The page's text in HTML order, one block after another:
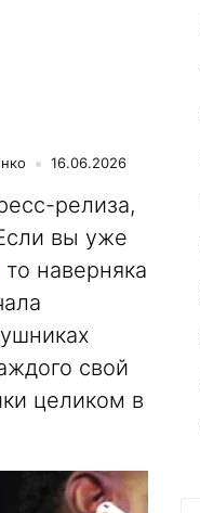
16.06.2026
релиза,
вы уже
то наверняка
свой
целиком в